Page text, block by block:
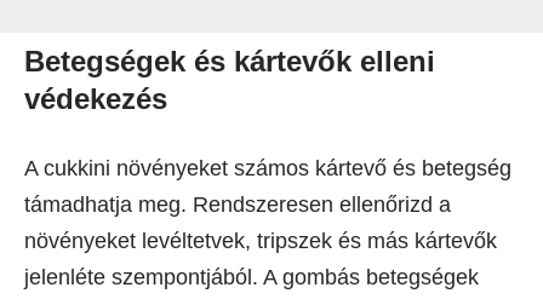
Betegségek és kártevők elleni
védekezés
A cukkini növényeket számos kártevő és betegség
támadhatja meg. Rendszeresen ellenőrizd a
növényeket levéltetvek, tripszek és más kártevők
jelenléte szempontjából. A gombás betegségek